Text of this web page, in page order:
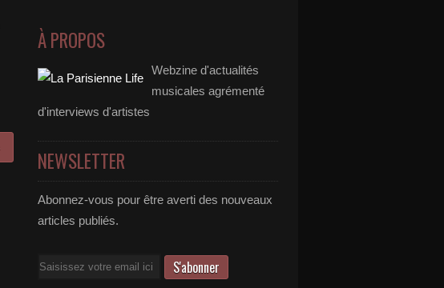
À PROPOS
Webzine d'actualités
musicales agrémenté
d'interviews d'artistes
NEWSLETTER
Abonnez-vous pour être averti des nouveaux
articles publiés.
Email